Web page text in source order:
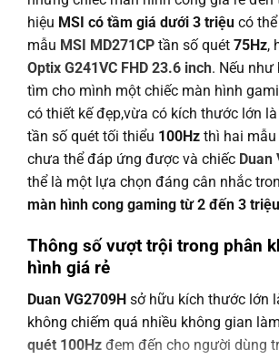
hiệu MSI có tầm giá dưới 3 triệu có
mẫu MSI MD271CP tần số quét 75Hz,
Optix G241VC FHD 23.6 inch. Nếu
tìm cho mình một chiếc màn hình
có thiết kế đẹp,vừa có kích thước lớn là
tần số quét tối thiểu 100Hz thì hai mẫu
chưa thể đáp ứng được và chiếc Duan
thể là một lựa chọn đáng cân nhắc
màn hình cong gaming từ 2 đến 3
Thông số vượt trội trong phân
hình giá rẻ
Duan VG2709H sở hữu kích thước lớn
không chiếm quá nhiều không gian
quét 100Hz đem đến cho người dùng